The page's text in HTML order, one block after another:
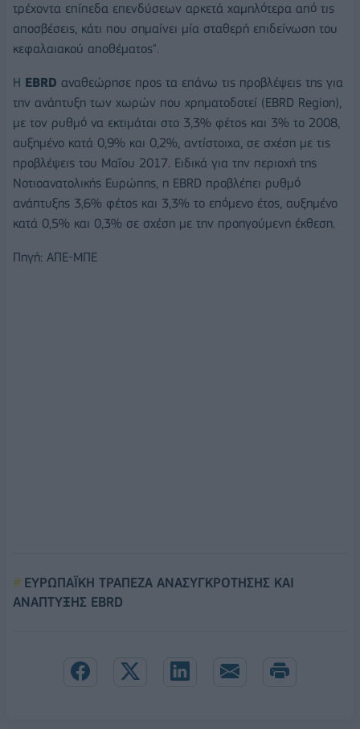
τρέχοντα επίπεδα επενδύσεων αρκετά χαμηλότερα από τις
αποσβέσεις, κάτι που σημαίνει μία σταθερή επιδείνωση του
κεφαλαιακού αποθέματος".
Η EBRD αναθεώρησε προς τα επάνω τις προβλέψεις της για
την ανάπτυξη των χωρών που χρηματοδοτεί (EBRD Region),
με τον ρυθμό να εκτιμάται στο 3,3% φέτος και 3% το 2008,
αυξημένο κατά 0,9% και 0,2%, αντίστοιχα, σε σχέση με τις
προβλέψεις του Μαΐου 2017. Ειδικά για την περιοχή της
Νοτιοανατολικής Ευρώπης, η EBRD προβλέπει ρυθμό
ανάπτυξης 3,6% φέτος και 3,3% το επόμενο έτος, αυξημένο
κατά 0,5% και 0,3% σε σχέση με την προηγούμενη έκθεση.
Πηγή: ΑΠΕ-ΜΠΕ
ΕΥΡΩΠΑΪΚΗ ΤΡΑΠΕΖΑ ΑΝΑΣΥΓΚΡΟΤΗΣΗΣ ΚΑΙ
ΑΝΑΠΤΥΞΗΣ EBRD